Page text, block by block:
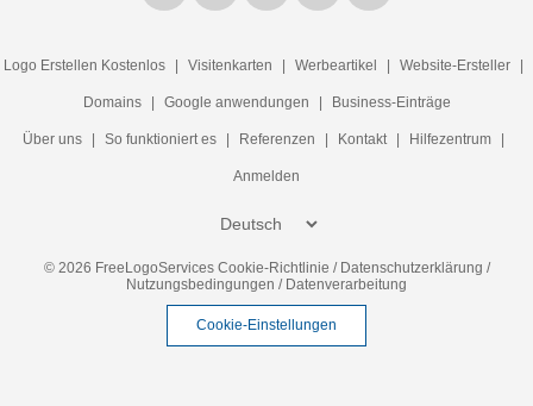
Logo Erstellen Kostenlos | Visitenkarten | Werbeartikel | Website-Ersteller |
Domains | Google anwendungen | Business-Einträge
Über uns | So funktioniert es | Referenzen | Kontakt | Hilfezentrum |
Anmelden
© 2026 FreeLogoServices Cookie-Richtlinie / Datenschutzerklärung /
Nutzungsbedingungen / Datenverarbeitung
Cookie-Einstellungen